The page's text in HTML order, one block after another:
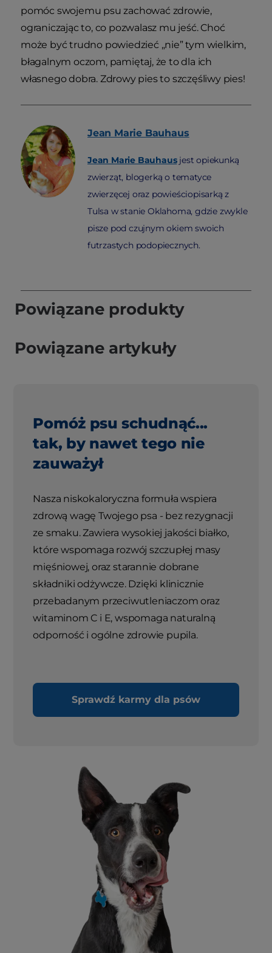
pomóc swojemu psu zachować zdrowie,
ograniczając to, co pozwalasz mu jeść. Choć
może być trudno powiedzieć „nie” tym wielkim,
błagalnym oczom, pamiętaj, że to dla ich
własnego dobra. Zdrowy pies to szczęśliwy pies!
Jean Marie Bauhaus
Jean Marie Bauhausjest opiekunką
zwierząt, blogerką o tematyce
zwierzęcej oraz powieściopisarką z
Tulsa w stanie Oklahoma, gdzie zwykle
pisze pod czujnym okiem swoich
futrzastych podopiecznych.
Powiązane produkty
Powiązane artykuły
Pomóż psu schudnąć...
tak, by nawet tego nie
zauważył
Nasza niskokaloryczna formuła wspiera
zdrową wagę Twojego psa - bez rezygnacji
ze smaku. Zawiera wysokiej jakości białko,
które wspomaga rozwój szczupłej masy
mięśniowej, oraz starannie dobrane
składniki odżywcze. Dzięki klinicznie
przebadanym przeciwutleniaczom oraz
witaminom C i E, wspomaga naturalną
odporność i ogólne zdrowie pupila.
Sprawdź karmy dla psów